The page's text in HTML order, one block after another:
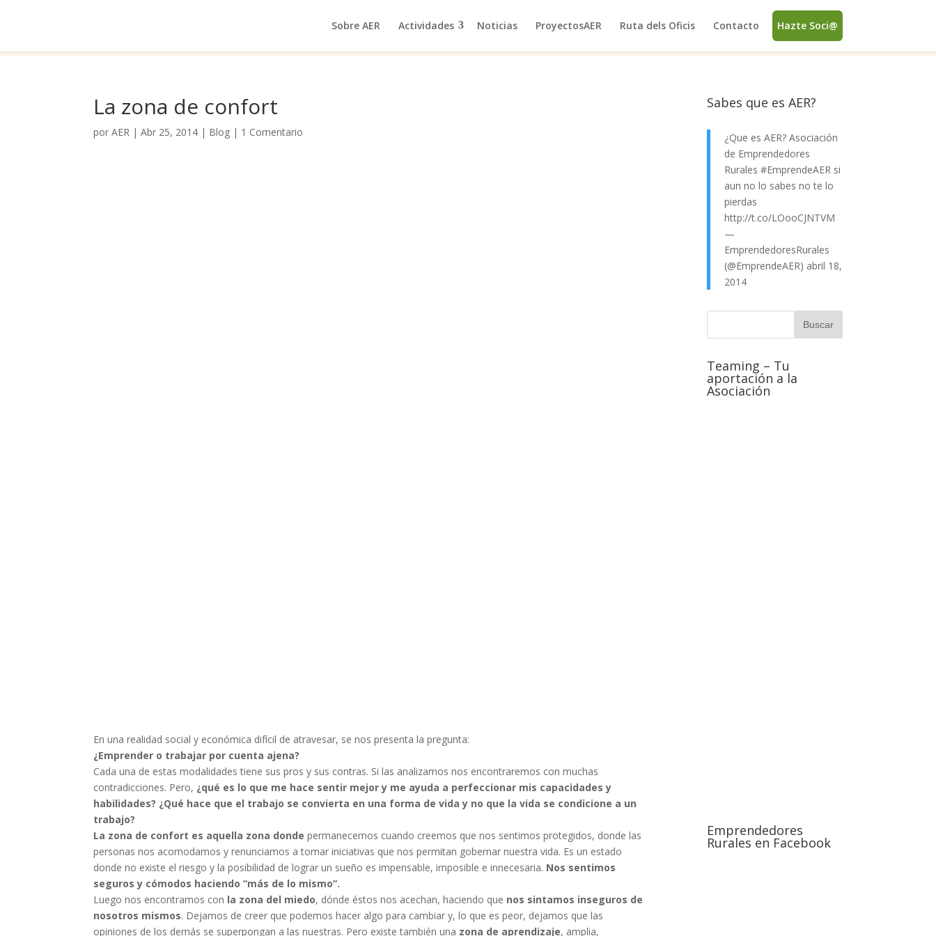
Sobre AER Actividades Noticias ProyectosAER Ruta dels Oficis Contacto Hazte Soci@
La zona de confort
porAER |Abr 25, 2014 | Blog | 1 Comentario
En una realidad social y económica difícil de atravesar, se nos presenta la pregunta:
¿Emprender o trabajar por cuenta ajena?
Cada una de estas modalidades tiene sus pros y sus contras. Si las analizamos nos encontraremos con muchas
contradicciones. Pero, ¿qué es lo que me hace sentir mejor y me ayuda a perfeccionar mis capacidades y
habilidades? ¿Qué hace que el trabajo se convierta en una forma de vida y no que la vida se condicione a un
trabajo?
La zona de confort es aquella zona donde permanecemos cuando creemos que nos sentimos protegidos, donde las
personas nos acomodamos y renunciamos a tomar iniciativas que nos permitan gobernar nuestra vida. Es un estado
donde no existe el riesgo y la posibilidad de lograr un sueño es impensable, imposible e innecesaria. Nos sentimos
seguros y cómodos haciendo “más de lo mismo”.
Luego nos encontramos con la zona del miedo, dónde éstos nos acechan, haciendo que nos sintamos inseguros de
nosotros mismos. Dejamos de creer que podemos hacer algo para cambiar y, lo que es peor, dejamos que las
opiniones de los demás se superpongan a las nuestras. Pero existe también una zona de aprendizaje, amplia,
Sabes que es AER?
¿Que es AER? Asociación
de Emprendedores
Rurales#EmprendeAER si
aun no lo sabes no te lo
pierdas
http://t.co/LOooCJNTVM
—
EmprendedoresRurales
(@EmprendeAER) abril 18,
2014
Teaming – Tu
aportación a la
Asociación
Emprendedores
Rurales en Facebook